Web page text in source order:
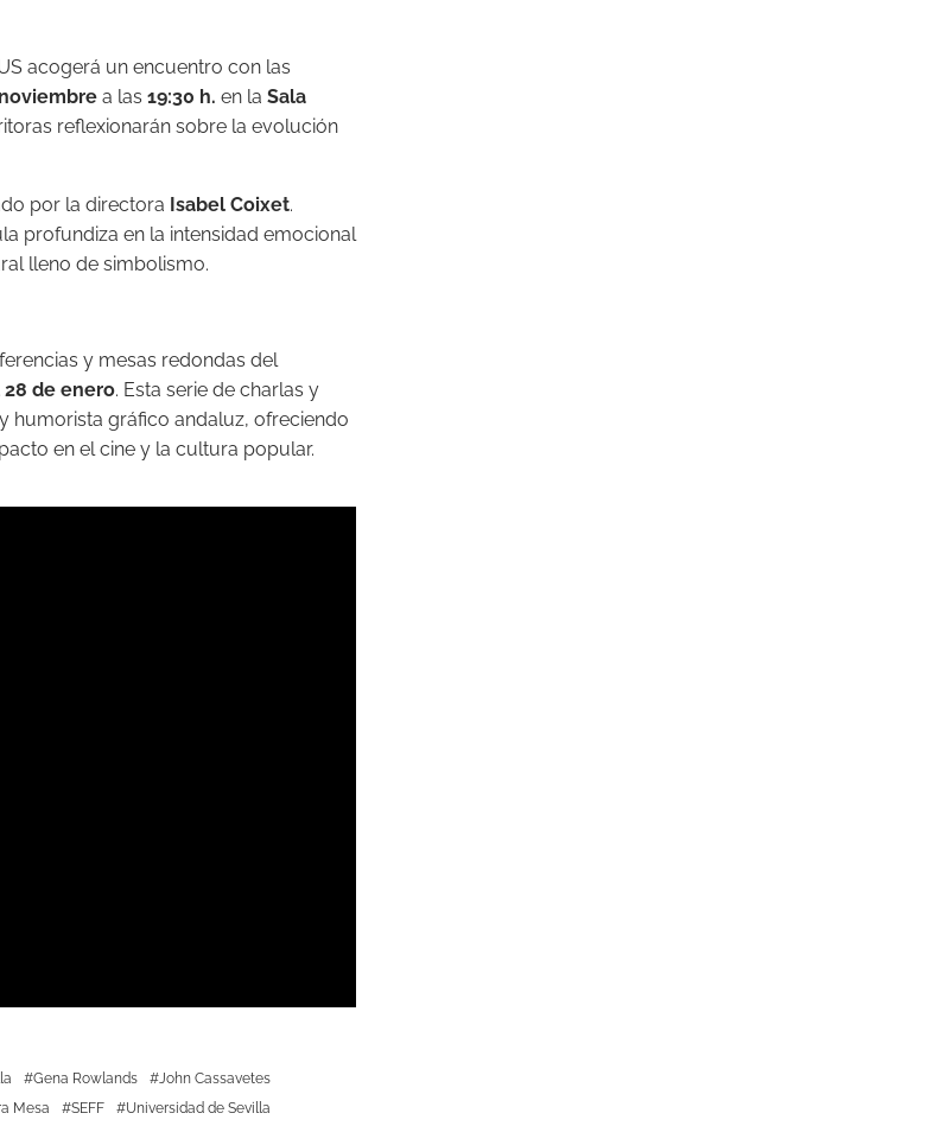
acogerá un encuentro con las
a las 19:30 h. en la Sala
reflexionarán sobre la evolución
por la directora Isabel Coixet.
profundiza en la intensidad emocional
lleno de simbolismo.
y mesas redondas del
28 de enero. Esta serie de charlas y
humorista gráfico andaluz, ofreciendo
en el cine y la cultura popular.
Gena Rowlands
John Cassavetes
Mesa SEFF Universidad de Sevilla